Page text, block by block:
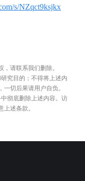
s/NZqct9ksjkx
请联系我们删除。
究目的；不得将上述内
切后果请用户自负。
彻底删除上述内容。访
述条款。